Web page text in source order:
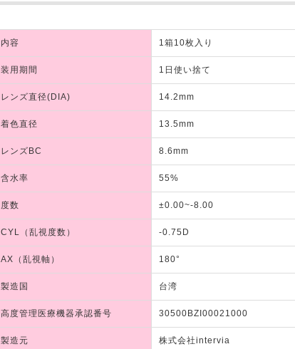
内容 1箱10枚入り
装用期間 1日使い捨て
レンズ直径(DIA) 14.2mm
着色直径 13.5mm
レンズBC 8.6mm
含水率 55%
度数 ±0.00~-8.00
CYL（乱視度数） -0.75D
AX（乱視軸） 180°
製造国 台湾
高度管理医療機器承認番号 30500BZI00021000
製造元 株式会社intervia